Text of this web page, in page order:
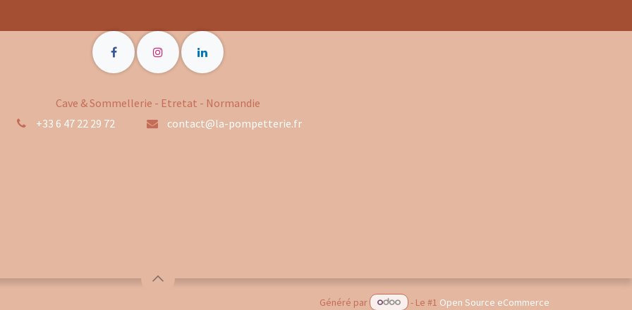
Cave & Sommellerie - Etretat - Normandie
+33 6 47 22 29 72
contact@la-pompetterie.fr
Généré par - Le #1 Open Source eCommerce